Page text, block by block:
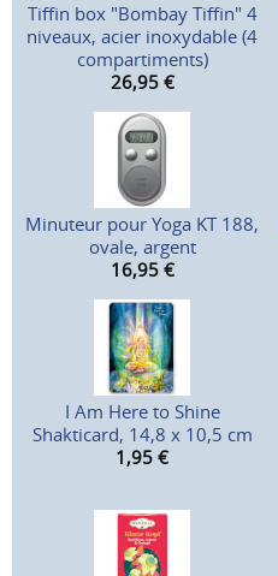
Tiffin box "Bombay Tiffin" 4
niveaux, acier inoxydable (4
compartiments)
26,95 €
Minuteur pour Yoga KT 188,
ovale, argent
16,95 €
I Am Here to Shine
Shakticard, 14,8 x 10,5 cm
1,95 €